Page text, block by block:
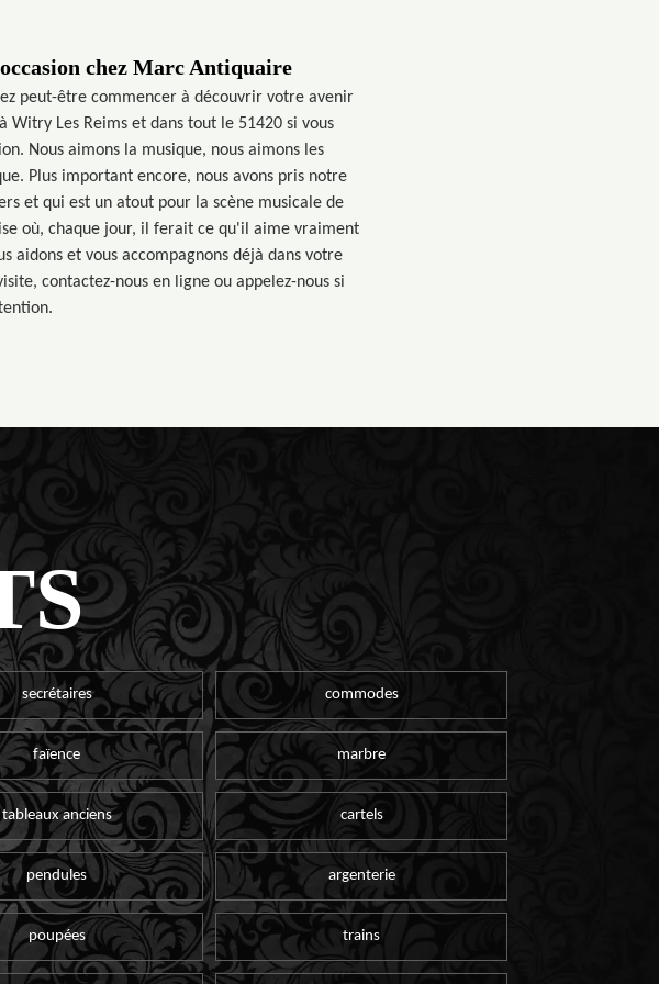
chez Marc Antiquaire
peut-être commencer à découvrir votre avenir
Les Reims et dans tout le 51420 si vous
Nous aimons la musique, nous aimons les
Plus important encore, nous avons pris notre
et qui est un atout pour la scène musicale de
où, chaque jour, il ferait ce qu'il aime vraiment
aidons et vous accompagnons déjà dans votre
contactez-nous en ligne ou appelez-nous si
secrétaires commodes
faïence marbre
tableaux anciens cartels
pendules argenterie
poupées trains